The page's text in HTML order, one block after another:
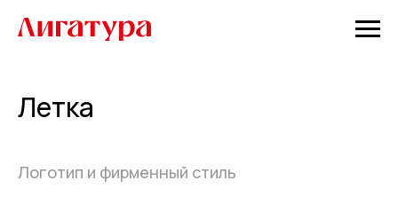
Летка
Логотип и фирменный стиль